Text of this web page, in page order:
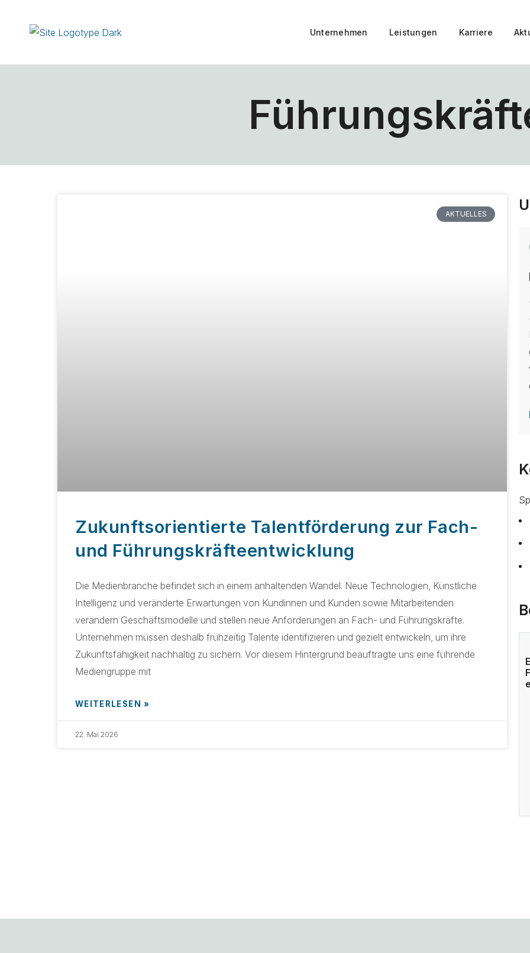
Unternehmen Leistungen Karriere
AKTUELLES
Zukunftsorientierte Talentförderung zur Fach-
und Führungskräfteentwicklung
Die Medienbranche befindet sich in einem anhaltenden Wandel. Neue Technologien, Künstliche
Intelligenz und veränderte Erwartungen von Kundinnen und Kunden sowie Mitarbeitenden
verändern Geschäftsmodelle und stellen neue Anforderungen an Fach- und Führungskräfte.
Unternehmen müssen deshalb frühzeitig Talente identifizieren und gezielt entwickeln, um ihre
Zukunftsfähigkeit nachhaltig zu sichern. Vor diesem Hintergrund beauftragte uns eine führende
Mediengruppe mit
WEITERLESEN »
22. Mai 2026